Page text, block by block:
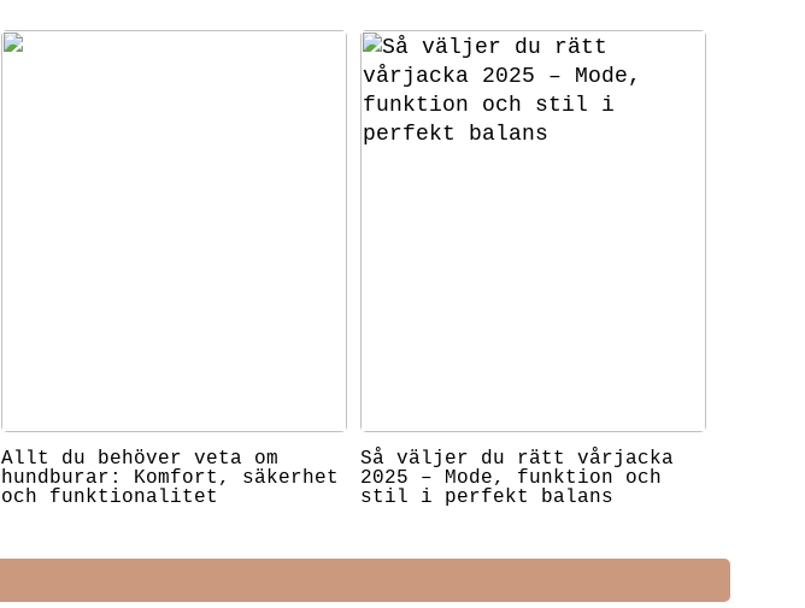
Allt du behöver veta om
hundburar: Komfort, säkerhet
och funktionalitet
Så väljer du rätt vårjacka
2025 – Mode, funktion och
stil i perfekt balans